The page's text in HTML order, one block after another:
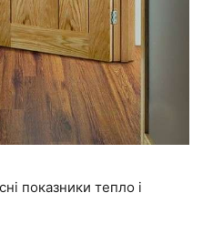
показники тепло і